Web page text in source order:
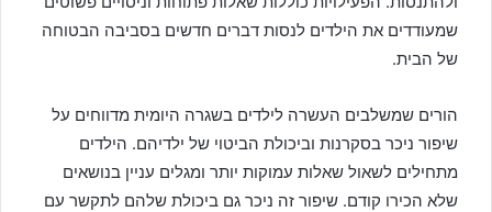
שמעודדים את הילדים לנסות דברים חדשים בסביבה הבטוחה
של הבית.
הורים שמשלבים העשרה לילדים בשגרה היומית מדווחים על
שיפור ניכר בסקרנות וביכולת הביטוי של ילדיהם. הילדים
מתחילים לשאול שאלות עמוקות יותר ומגלים עניין בנושאים
שלא הכירו קודם. שיפור זה ניכר גם ביכולת שלהם לתקשר עם